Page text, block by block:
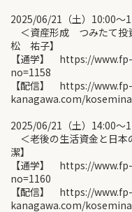
2025/06/21（土）10:00〜
＜資産形成 つみたて投
松 祐子】
【通学】 https://
no=1158
【配信】 https://www.fp-
kanagawa.com/
2025/06/21（土）14:00〜
＜老後の生活資金と日
潔】
【通学】 https://
no=1160
【配信】 https://www.fp-
kanagawa.com/